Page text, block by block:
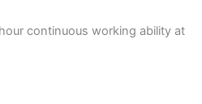
continuous working ability at